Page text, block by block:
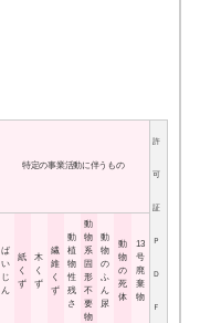
特定の事業活動に伴うもの
許
可
証
Ｐ
Ｄ
Ｆ
ば
い
じ
ん
紙
く
ず
木
く
ず
繊
維
く
ず
動
植
物
性
残
さ
動
物
系
固
形
不
要
物
動
物
の
ふ
ん
尿
動
物
の
死
体
13
号
廃
棄
物